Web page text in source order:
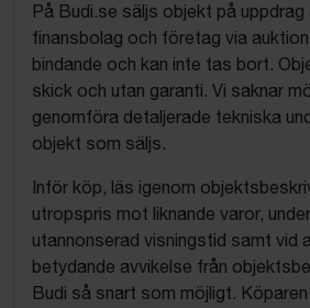
På Budi.se säljs objekt på uppdrag
finansbolag och företag via
bindande och kan inte tas bort.
skick och utan garanti. Vi saknar
genomföra detaljerade tekniska
objekt som säljs.
Inför köp, läs igenom
utropspris mot liknande varor,
utannonserad visningstid samt vid
betydande avvikelse från
Budi så snart som möjligt.